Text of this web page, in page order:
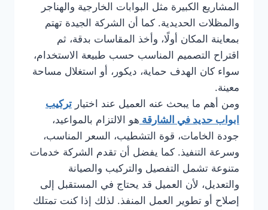
المشاريع الكبيرة مثل البوابات الخارجية والهناجر
والمظلات الحديدية. كما أن الشركة الجيدة تهتم
بمعاينة المكان أولًا، وأخذ المقاسات بدقة، ثم
اقتراح التصميم المناسب حسب طبيعة الاستخدام،
سواء كان الهدف حماية، ديكور، أو استغلال مساحة
معينة.
ومن أهم ما يبحث عنه العميل عند اختيار تركيب
ابواب حديد في الشارقة هو الالتزام بالمواعيد،
جودة الخامات، قوة التشطيب، السعر المناسب،
وسرعة التنفيذ. كما يفضل أن تقدم الشركة خدمات
متنوعة تشمل التفصيل والتركيب والصيانة
والتعديل، لأن العميل قد يحتاج في المستقبل إلى
إصلاح أو تطوير العمل المنفذ. لذلك إذا كنت تمتلك